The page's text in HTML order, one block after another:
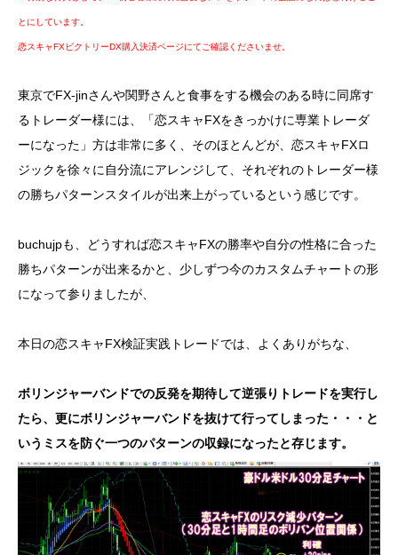
とにしています。
恋スキャFXビクトリーDX購入決済ページにてご確認くださいませ。
東京でFX-jinさんや関野さんと食事をする機会のある時に同席す
るトレーダー様には、「恋スキャFXをきっかけに専業トレーダ
ーになった」方は非常に多く、そのほとんどが、恋スキャFXロ
ジックを徐々に自分流にアレンジして、それぞれのトレーダー様
の勝ちパターンスタイルが出来上がっているという感じです。
buchujpも、どうすれば恋スキャFXの勝率や自分の性格に合った
勝ちパターンが出来るかと、少しずつ今のカスタムチャートの形
になって参りましたが、
本日の恋スキャFX検証実践トレードでは、よくありがちな、
ボリンジャーバンドでの反発を期待して逆張りトレードを実行し
たら、更にボリンジャーバンドを抜けて行ってしまった・・・と
いうミスを防ぐ一つのパターンの収録になったと存じます。